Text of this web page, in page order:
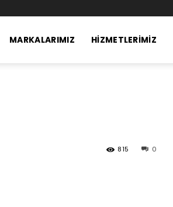
MARKALARIMIZ HIZMETLERIMIZ
0
815